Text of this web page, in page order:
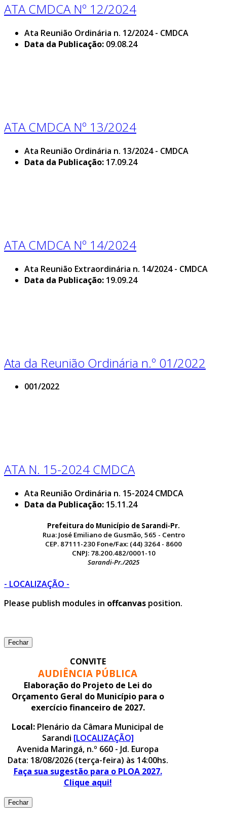
ATA CMDCA Nº 12/2024
Ata Reunião Ordinária n. 12/2024 - CMDCA
Data da Publicação: 09.08.24
ATA CMDCA Nº 13/2024
Ata Reunião Ordinária n. 13/2024 - CMDCA
Data da Publicação: 17.09.24
ATA CMDCA Nº 14/2024
Ata Reunião Extraordinária n. 14/2024 - CMDCA
Data da Publicação: 19.09.24
Ata da Reunião Ordinária n.º 01/2022
001/2022
ATA N. 15-2024 CMDCA
Ata Reunião Ordinária n. 15-2024 CMDCA
Data da Publicação: 15.11.24
Prefeitura do Município de Sarandi-Pr.
Rua: José Emiliano de Gusmão, 565 - Centro
CEP. 87111-230 Fone/Fax: (44) 3264 - 8600
CNPJ: 78.200.482/0001-10
Sarandi-Pr./2025
- LOCALIZAÇÃO -
Please publish modules in offcanvas position.
Fechar
CONVITE
AUDIÊNCIA PÚBLICA
Elaboração do Projeto de Lei do
Orçamento Geral do Município para o
exercício financeiro de 2027.
Local: Plenário da Câmara Municipal de
Sarandi [LOCALIZAÇÃO]
Avenida Maringá, n.º 660 - Jd. Europa
Data: 18/08/2026 (terça-feira) às 14:00hs.
Faça sua sugestão para o PLOA 2027.
Clique aqui!
Fechar